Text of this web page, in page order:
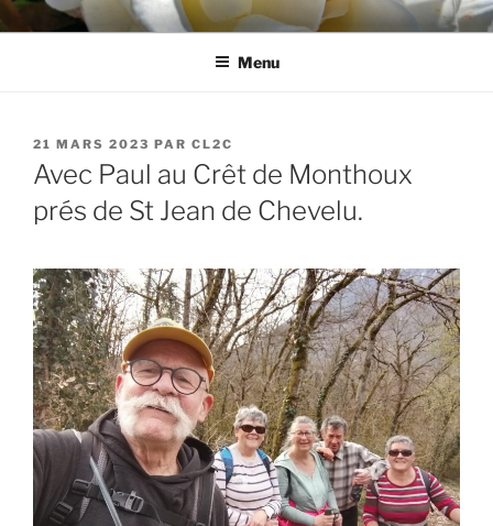
Aller
au
CL2C
Association dédiée à la culture et aux loisirs à Cognin (73)
Menu
PUBLIÉ
LE
21 MARS 2023 PAR CL2C
Avec Paul au Crêt de Monthoux
prés de St Jean de Chevelu.